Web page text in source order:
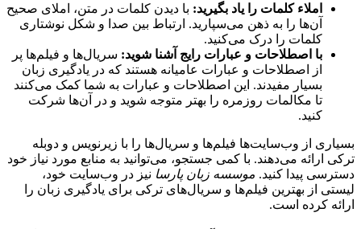
املاء کلمات را یاد بگیرید: با دیدن کلمات در متن، املای صحیح
آن‌ها را به ذهن می‌سپارید. ارتباط بین صدا و شکل نوشتاری
کلمات را درک می‌کنید.
با اصطلاحات و عبارات رایج آشنا شوید: سریال‌ها و فیلم‌ها پر
از اصطلاحات و عبارات عامیانه هستند که در یادگیری زبان
بسیار مفیدند. این اصطلاحات و عبارات به شما کمک می‌کنند
تا مکالمات روزمره را بهتر متوجه شوید و در آن‌ها شرکت
کنید.
بسیاری از وب‌سایت‌ها فیلم‌ها و سریال‌ها را با زیرنویس و دوبله
ترکی ارائه می‌دهند. با کمی جستجو، می‌توانید به منابع مورد نیاز خود
دسترسی پیدا کنید. موسسه زبان پارسا نیز در وب‌سایت خود،
لیستی از بهترین فیلم‌ها و سریال‌های ترکی برای یادگیری زبان را
ارائه کرده است.